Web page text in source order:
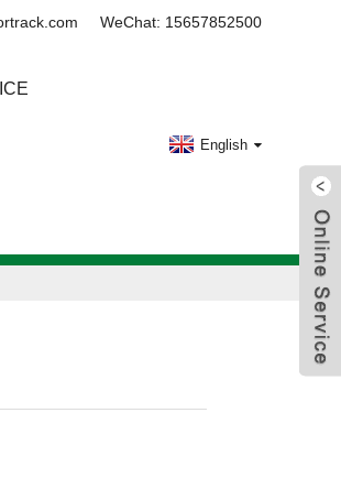
WeChat: 15657852500
English